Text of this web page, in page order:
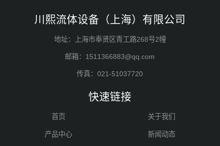
川熙流体设备（上海）有限公司
地址：上海市奉贤区青工路268号2幢
邮箱：1511366883@qq.com
传真：021-51037720
快速链接
首页 关于我们
产品中心 新闻动态